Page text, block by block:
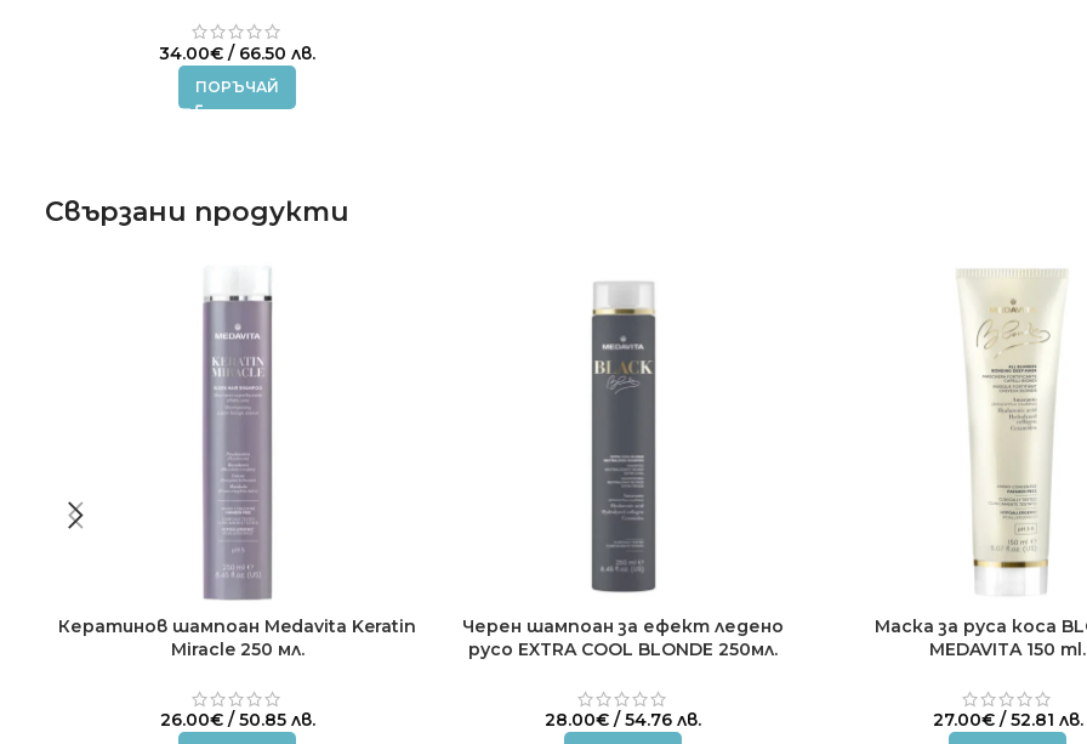
34.00€ / 66.50 лв.
ПОРЪЧАЙ
Свързани продукти
Кератинов шампоан Medavita Keratin
Miracle 250 мл.
26.00€/ 50.85 лв.
Черен шампоан за ефект ледено
русо EXTRA COOL BLONDE 250мл.
28.00€/ 54.76 лв.
Маска за руса коса
MEDAVITA 150 ml.
27.00€/ 52.81 лв.